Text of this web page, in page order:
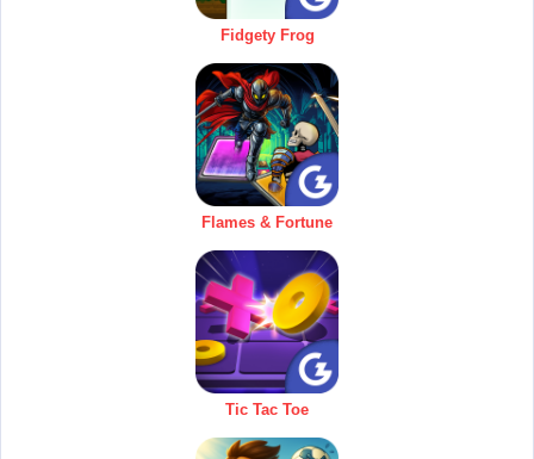
Fidgety Frog
Flames & Fortune
Tic Tac Toe